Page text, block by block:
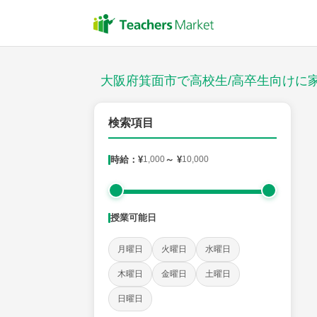
大阪府箕面市で高校生/高卒生向けに
検索項目
時給：¥1,000～ ¥10,000
授業可能日
月曜日 火曜日 水曜日
木曜日 金曜日 土曜日
日曜日
授業スタイル
英語(筆記) 英語(リスニング) 数学Ⅰ
日本史 地理